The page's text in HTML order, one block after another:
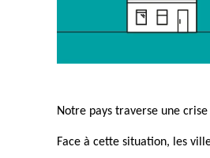
Notre pays traverse une
Face à cette situation, les